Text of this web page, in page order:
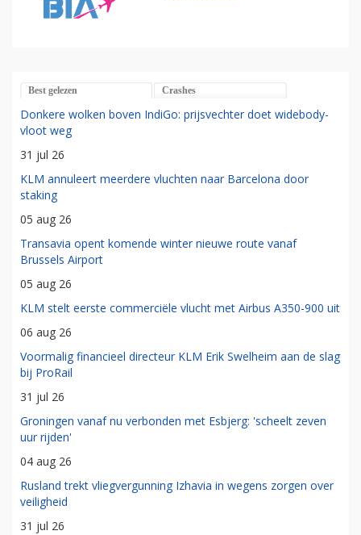
Best gelezen Crashes
Donkere wolken boven IndiGo: prijsvechter doet widebody-
vloot weg
31 jul 26
KLM annuleert meerdere vluchten naar Barcelona door
staking
05 aug 26
Transavia opent komende winter nieuwe route vanaf
Brussels Airport
05 aug 26
KLM stelt eerste commerciële vlucht met Airbus A350-900 uit
06 aug 26
Voormalig financieel directeur KLM Erik Swelheim aan de slag
bij ProRail
31 jul 26
Groningen vanaf nu verbonden met Esbjerg: 'scheelt zeven
uur rijden'
04 aug 26
Rusland trekt vliegvergunning Izhavia in wegens zorgen over
veiligheid
31 jul 26